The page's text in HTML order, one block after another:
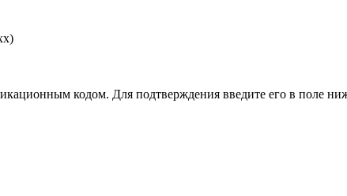
кодом. Для подтверждения введите его в поле